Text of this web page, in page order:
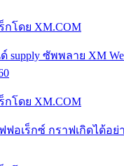
กโดย XM.COM
supply ซัพพลาย XM
กโดย XM.COM
ฟอเร็กซ์ กราฟเกิดได้อย่า